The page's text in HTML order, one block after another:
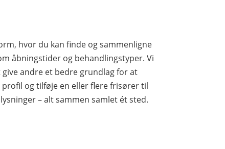
hvor du kan finde og sammenligne
åbningstider og behandlingstyper. Vi
andre et bedre grundlag for at
og tilføje en eller flere frisører til
– alt sammen samlet ét sted.